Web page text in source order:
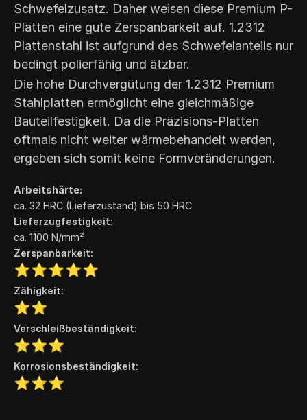
Schwefelzusatz. Daher weisen diese Premium P-
Platten eine gute Zerspanbarkeit auf. 1.2312
Plattenstahl ist aufgrund des Schwefelanteils nur
bedingt polierfähig und ätzbar.
Die hohe Durchvergütung der 1.2312 Premium
Stahlplatten ermöglicht eine gleichmäßige
Bauteilfestigkeit. Da die Präzisions-Platten
oftmals nicht weiter wärmebehandelt werden,
ergeben sich somit keine Formveränderungen.
Arbeitshärte:
ca. 32 HRC (Lieferzustand) bis 50 HRC
Lieferzugfestigkeit:
ca. 1100 N/mm²
Zerspanbarkeit:
Zähigkeit:
Verschleißbeständigkeit:
Korrosionsbeständigkeit: